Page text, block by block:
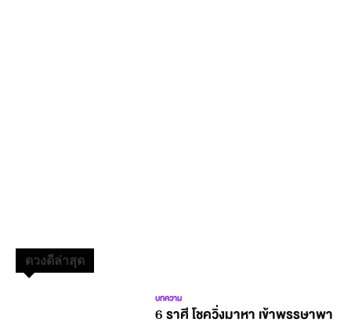
ดวงดีล่าสุด
บทความ
6 ราศี โชควิ่งมาหา เข้าพรรษาพา